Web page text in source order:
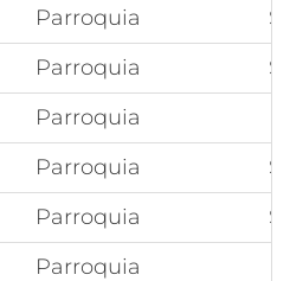
Parroquia
Parroquia
Parroquia
Parroquia
Parroquia
Parroquia